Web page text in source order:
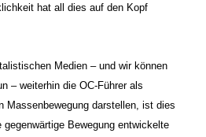
hat all dies auf den Kopf
Medien – und wir können
– weiterhin die OC-Führer als
Massenbewegung darstellen, ist dies
Bewegung entwickelte